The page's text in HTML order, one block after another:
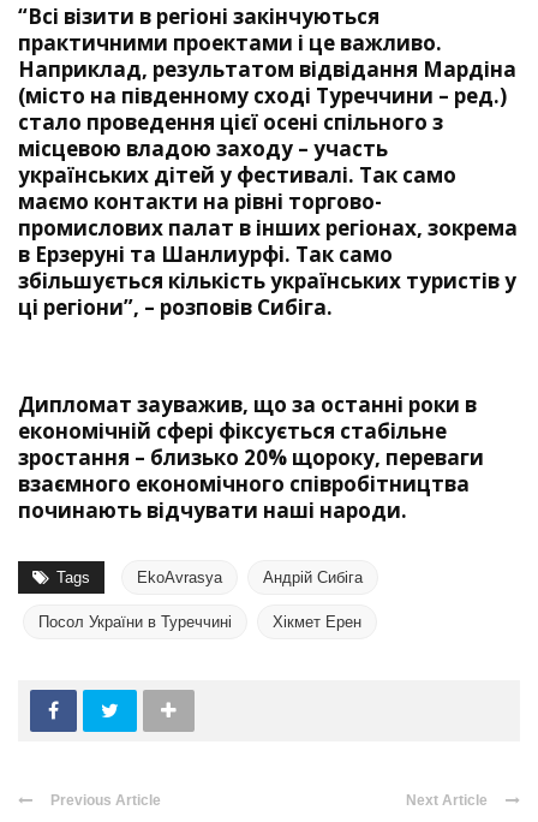
“Всі візити в регіоні закінчуються
практичними проектами і це важливо.
Наприклад, результатом відвідання Мардіна
(місто на південному сході Туреччини – ред.)
стало проведення цієї осені спільного з
місцевою владою заходу – участь
українських дітей у фестивалі. Так само
маємо контакти на рівні торгово-
промислових палат в інших регіонах, зокрема
в Ерзеруні та Шанлиурфі. Так само
збільшується кількість українських туристів у
ці регіони”, – розповів Сибіга.
Дипломат зауважив, що за останні роки в
економічній сфері фіксується стабільне
зростання – близько 20% щороку, переваги
взаємного економічного співробітництва
починають відчувати наші народи.
Tags EkoAvrasya Андрій Сибіга
Посол України в Туреччині Хікмет Ерен
Previous Article Next Article